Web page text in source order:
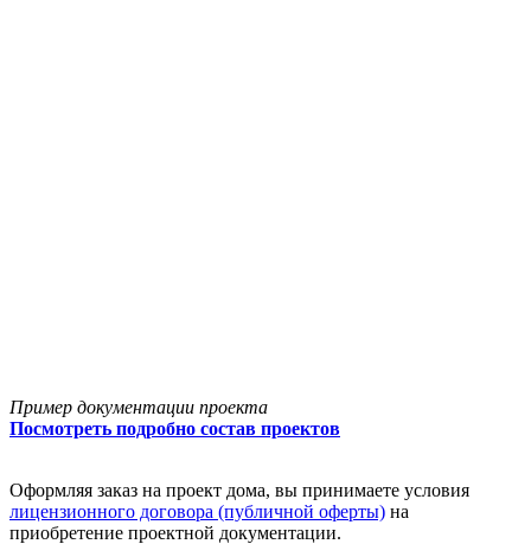
Пример документации проекта
Посмотреть подробно состав проектов
Оформляя заказ на проект дома, вы принимаете условия
лицензионного договора (публичной оферты) на
приобретение проектной документации.